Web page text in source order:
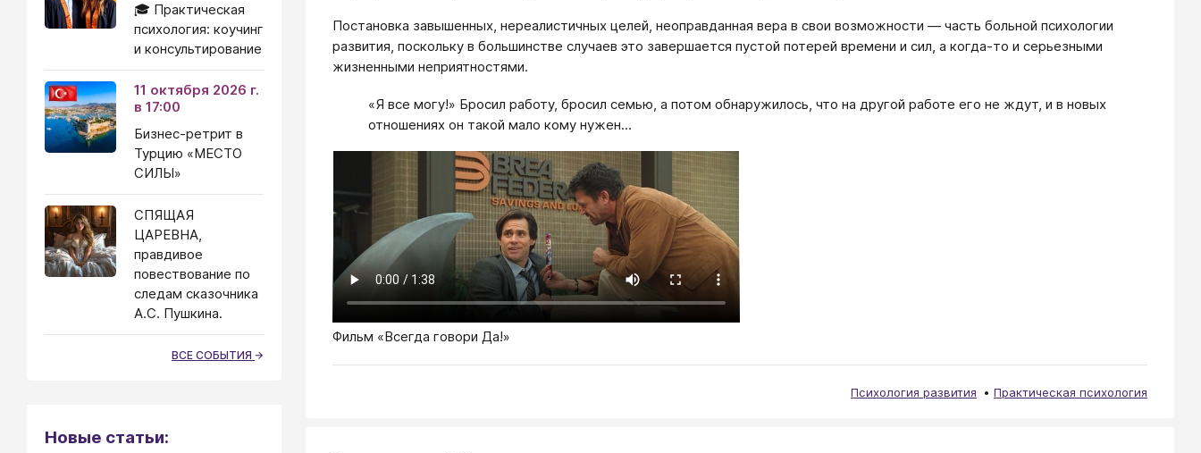
Постановка завышенных, нереалистичных целей, неоправданная вера в свои возможности ― часть больной психологии
развития, поскольку в большинстве случаев это завершается пустой потерей времени и сил, а когда-то и серьезными
жизненными неприятностями.
«Я все могу!» Бросил работу, бросил семью, а потом обнаружилось, что на другой работе его не ждут, и в новых
отношениях он такой мало кому нужен...
Фильм «Всегда говори Да!»
Психология развития Практическая психология
🎓 Практическая
психология: коучинг
и консультирование
11 октября 2026 г.
в 17:00
Бизнес-ретрит в
Турцию «МЕСТО
СИЛЫ»
СПЯЩАЯ
ЦАРЕВНА,
правдивое
повествование по
следам сказочника
А.С. Пушкина.
ВСЕ СОБЫТИЯ
Новые статьи: